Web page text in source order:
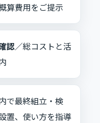
算費用をご提示
認／総コストと活
で最終組立・検
置、使い方を指導